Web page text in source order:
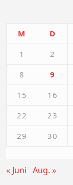
M D
1
2
8
9
15
16
22
23
29
30
« Juni Aug. »